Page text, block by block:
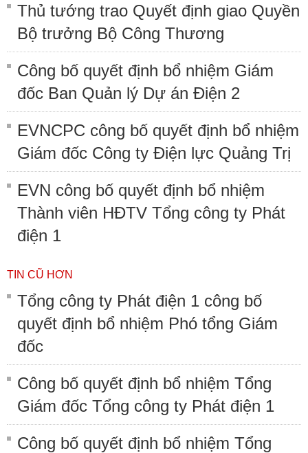
Thủ tướng trao Quyết định giao Quyền
Bộ trưởng Bộ Công Thương
Công bố quyết định bổ nhiệm Giám
đốc Ban Quản lý Dự án Điện 2
EVNCPC công bố quyết định bổ nhiệm
Giám đốc Công ty Điện lực Quảng Trị
EVN công bố quyết định bổ nhiệm
Thành viên HĐTV Tổng công ty Phát
điện 1
TIN CŨ HƠN
Tổng công ty Phát điện 1 công bố
quyết định bổ nhiệm Phó tổng Giám
đốc
Công bố quyết định bổ nhiệm Tổng
Giám đốc Tổng công ty Phát điện 1
Công bố quyết định bổ nhiệm Tổng